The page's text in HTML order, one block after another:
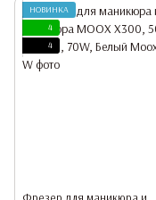
НОВИНКА
4
4